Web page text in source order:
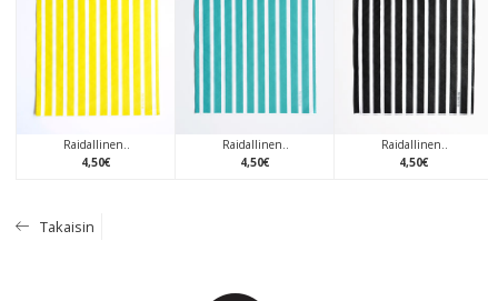
Raidallinen..
4,50€
Raidallinen..
4,50€
Raidallinen..
4,50€
Takaisin